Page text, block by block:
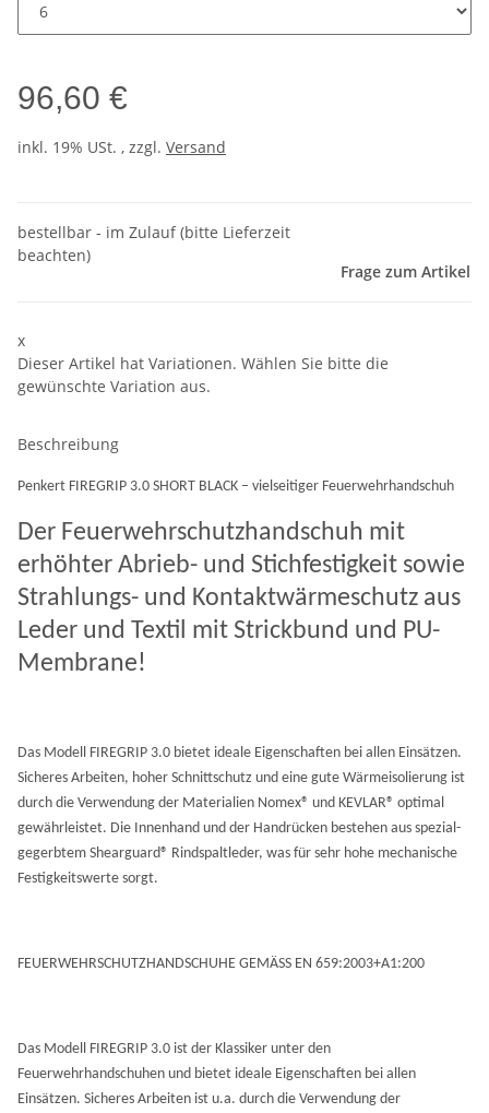
96,60 €
inkl. 19% USt. , zzgl. Versand
bestellbar - im Zulauf (bitte Lieferzeit
beachten)
Frage zum Artikel
x
Dieser Artikel hat Variationen. Wählen Sie bitte die
gewünschte Variation aus.
Beschreibung
Penkert FIREGRIP 3.0 SHORT BLACK – vielseitiger Feuerwehrhandschuh
Der Feuerwehrschutzhandschuh mit
erhöhter Abrieb- und Stichfestigkeit sowie
Strahlungs- und Kontaktwärmeschutz aus
Leder und Textil mit Strickbund und PU-
Membrane!
Das Modell FIREGRIP 3.0 bietet ideale Eigenschaften bei allen Einsätzen.
Sicheres Arbeiten, hoher Schnittschutz und eine gute Wärmeisolierung ist
durch die Verwendung der Materialien Nomex® und KEVLAR® optimal
gewährleistet. Die Innenhand und der Handrücken bestehen aus spezial-
gegerbtem Shearguard® Rindspaltleder, was für sehr hohe mechanische
Festigkeitswerte sorgt.
FEUERWEHRSCHUTZHANDSCHUHE GEMÄSS EN 659:2003+A1:200
Das Modell FIREGRIP 3.0 ist der Klassiker unter den
Feuerwehrhandschuhen und bietet ideale Eigenschaften bei allen
Einsätzen. Sicheres Arbeiten ist u.a. durch die Verwendung der